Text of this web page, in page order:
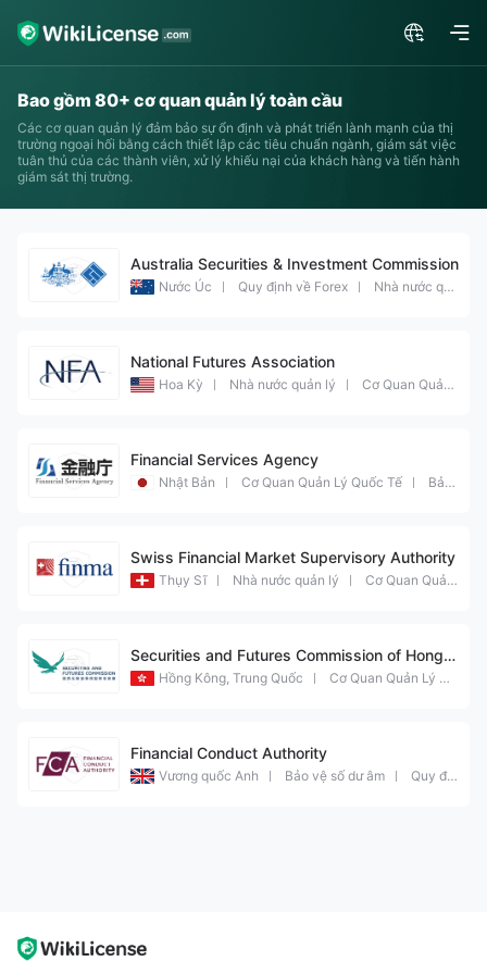
Bao gồm 80+ cơ quan quản lý toàn cầu
Các cơ quan quản lý đảm bảo sự ổn định và phát triển lành mạnh của thị
trường ngoại hối bằng cách thiết lập các tiêu chuẩn ngành, giám sát việc
tuân thủ của các thành viên, xử lý khiếu nại của khách hàng và tiến hành
giám sát thị trường.
Australia Securities & Investment Commission
Nước Úc Quy định về Forex Nhà nước quản lý
National Futures Association
Hoa Kỳ Nhà nước quản lý Cơ Quan Quản Lý Quốc Tế
Financial Services Agency
Nhật Bản Cơ Quan Quản Lý Quốc Tế Bảo vệ số dư âm
Swiss Financial Market Supervisory Authority
Thụy Sĩ Nhà nước quản lý Cơ Quan Quản Lý Quốc Tế
Securities and Futures Commission of Hong K
ong Hồng Kông, Trung Quốc Cơ Quan Quản Lý Quốc Tế
Financial Conduct Authority
Vương quốc Anh Bảo vệ số dư âm Quy định về Forex